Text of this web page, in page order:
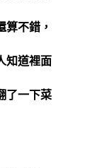
算不錯，
知道裡面
了一下菜